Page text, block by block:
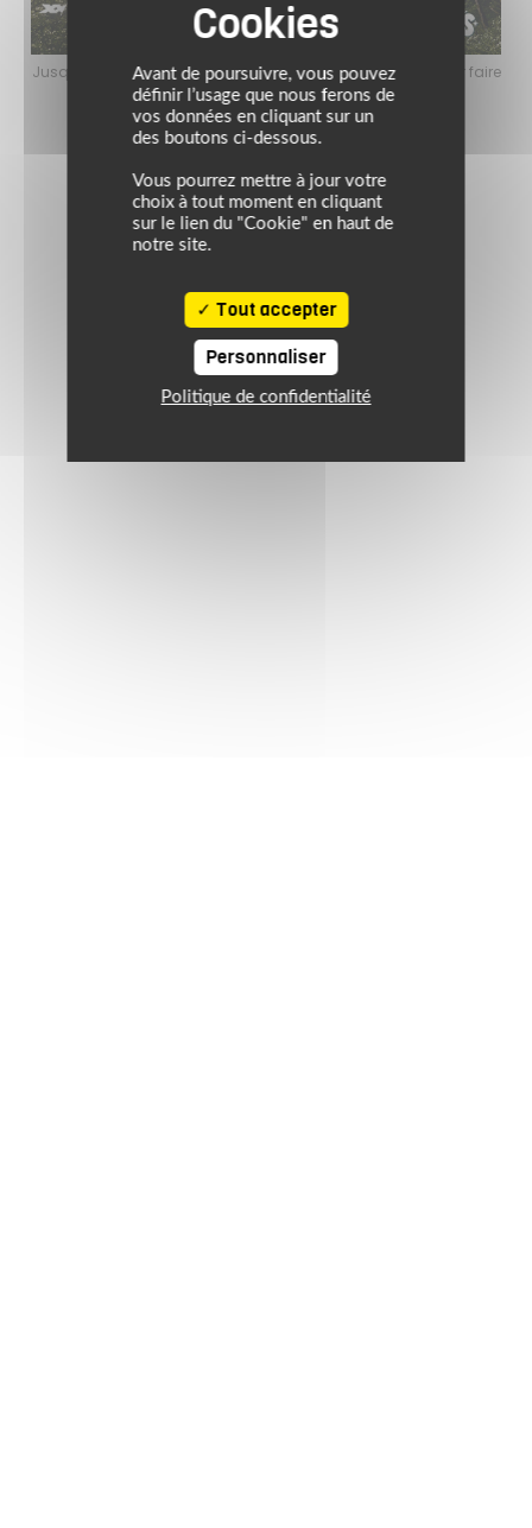
Jusqu’au 24 août 2026, profitez de l’ambiance estivale pour faire
le plein de bons plans sur l’équipement motard !
Avant de poursuivre, vous pouvez
définir l’usage que nous ferons de
vos données en cliquant sur un
des boutons ci-dessous.
Vous pourrez mettre à jour votre
choix à tout moment en cliquant
sur le lien du "Cookie" en haut de
notre site.
Tout accepter
Personnaliser
Politique de confidentialité